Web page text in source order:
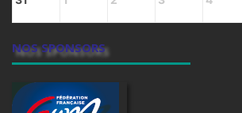
NOS SPONSORS